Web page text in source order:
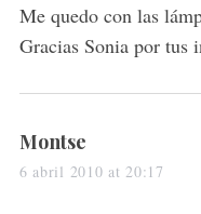
Me quedo con las
Gracias Sonia por tus
s
a
Montse
6 abril 2010 at 20:17